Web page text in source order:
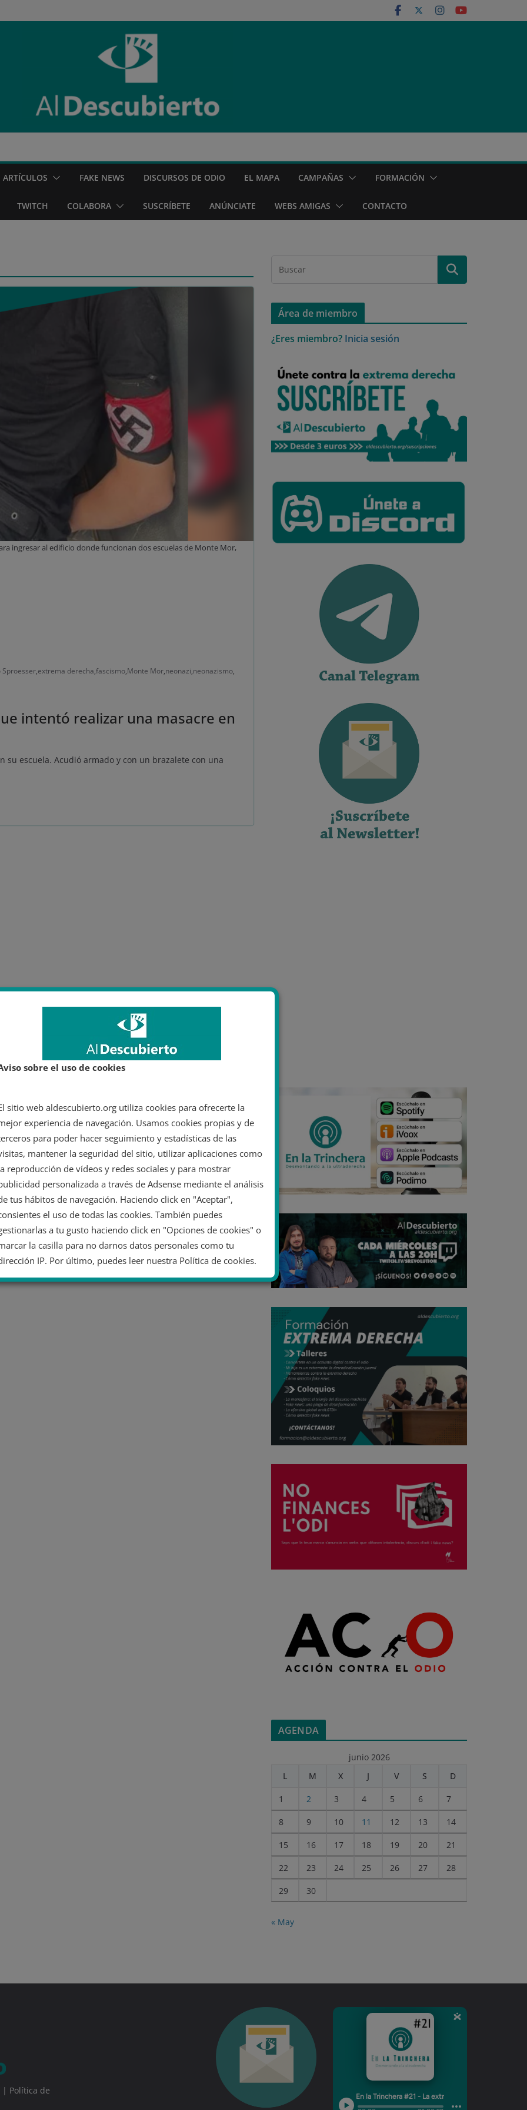
ARTÍCULOS FAKE NEWS DISCURSOS DE ODIO EL MAPA CAMPAÑAS FORMACIÓN
TWITCH COLABORA SUSCRÍBETE ANÚNCIATE WEBS AMIGAS CONTACTO
ingresar al edificio donde funcionan dos escuelas de Monte Mor,
Sproesser,extrema derecha,fascismo,Monte Mor,neonazi,neonazismo,
intentó realizar una masacre en
escuela. Acudió armado y con un brazalete con una
Área de miembro
¿Eres miembro? Inicia sesión
AGENDA
junio 2026
L
M X J V S D
1 2 3 4 5 6 7
8 9 10 11 12 13 14
15 16 17 18 19 20 21
22 23 24 25 26 27 28
29 30
« May
| Política de
sobre el uso de cookies
sitio web aldescubierto.org utiliza cookies para ofrecerte la
experiencia de navegación. Usamos cookies propias y de
para poder hacer seguimiento y estadísticas de las
mantener la seguridad del sitio, utilizar aplicaciones como
reproducción de vídeos y redes sociales y para mostrar
personalizada a través de Adsense mediante el análisis
tus hábitos de navegación. Haciendo click en "Aceptar",
el uso de todas las cookies. También puedes
a tu gusto haciendo click en "Opciones de cookies" o
la casilla para no darnos datos personales como tu
IP. Por último, puedes leer nuestra Política de cookies.